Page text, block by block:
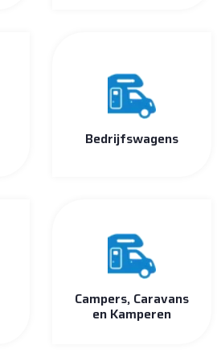
Bedrijfswagens
Campers, Caravans
en Kamperen